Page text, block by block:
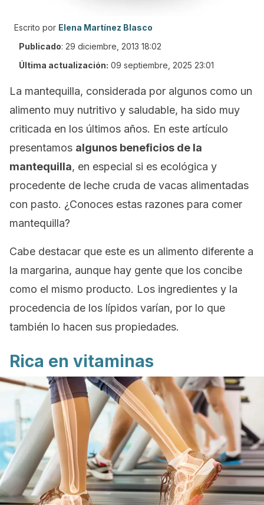
Escrito por Elena Martínez Blasco
Publicado: 29 diciembre, 2013 18:02
Última actualización: 09 septiembre, 2025 23:01
La mantequilla, considerada por algunos como un
alimento muy nutritivo y saludable, ha sido muy
criticada en los últimos años. En este artículo
presentamos algunos beneficios de la
mantequilla, en especial si es ecológica y
procedente de leche cruda de vacas alimentadas
con pasto. ¿Conoces estas razones para comer
mantequilla?
Cabe destacar que este es un alimento diferente a
la margarina, aunque hay gente que los concibe
como el mismo producto. Los ingredientes y la
procedencia de los lípidos varían, por lo que
también lo hacen sus propiedades.
Rica en vitaminas